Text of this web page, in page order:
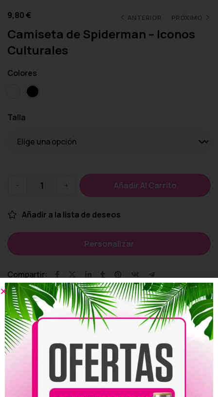
ANTERIOR PRÓXIMO
9,80€
Camiseta de Spiderman – Iconos
Culturales
Colores
Talla
- + Añadir Al Carrito
Añadir a la lista de deseos
Personalizar
Compartir:
Productos relacionados